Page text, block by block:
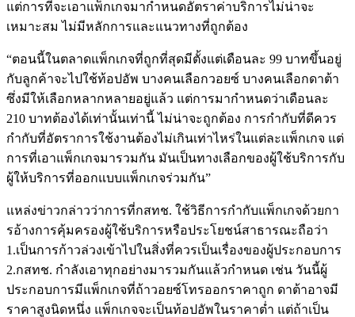
แต่การที่จะเอาแพ็กเกจมากำหนดอัตราค่าบริการไม่น่าจะ
เหมาะสม ไม่มีหลักการและแนวทางที่ถูกต้อง
“ตอนนี้ในตลาดแพ็กเกจที่ถูกที่สุดมีตั้งแต่เดือนละ 99 บาทขึ้นอยู่
กับลูกค้าจะไปใช้ท้อปอัพ บางคนเลือกวอยซ์ บางคนเลือกดาต้า
ซึ่งมีให้เลือกหลากหลายอยู่แล้ว แต่การมากำหนดว่าเดือนละ
210 บาทต้องได้เท่านั้นเท่านี้ ไม่น่าจะถูกต้อง การกำกับที่ดีควร
กำกับที่อัตราการใช้งานต้องไม่เกินเท่าไหร่ในแต่ละแพ็กเกจ แต่
การที่เอาแพ็กเกจมารวมกัน มันเป็นทางเลือกของผู้ใช้บริการกับ
ผู้ให้บริการที่ออกแบบแพ็กเกจร่วมกัน”
แหล่งข่าวกล่าวว่าการที่กสทช. ใช้วิธีการกำกับแพ็กเกจด้วยกา
รอ้างการคุ้มครองผู้ใช้บริการหรือประโยชน์สาธารณะถือว่า
1.เป็นการก้าวล่วงเข้าไปในสิ่งที่ควรเป็นเรื่องของผู้ประกอบการ
2.กสทช. กำลังเอาทุกอย่างมารวมกันแล้วกำหนด เช่น วันนี้ผู้
ประกอบการมีแพ็กเกจที่ถ้าวอยซ์โทรออกราคาถูก ดาต้าอาจมี
ราคาสูงนิดหนึ่ง แพ็กเกจจะเป็นท้อปอัพในราคาต่ำ แต่ถ้าเป็น